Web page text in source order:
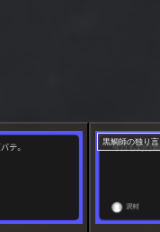
黒鯛師の独り言